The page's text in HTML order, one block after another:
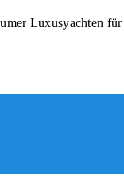
Luxusyachten